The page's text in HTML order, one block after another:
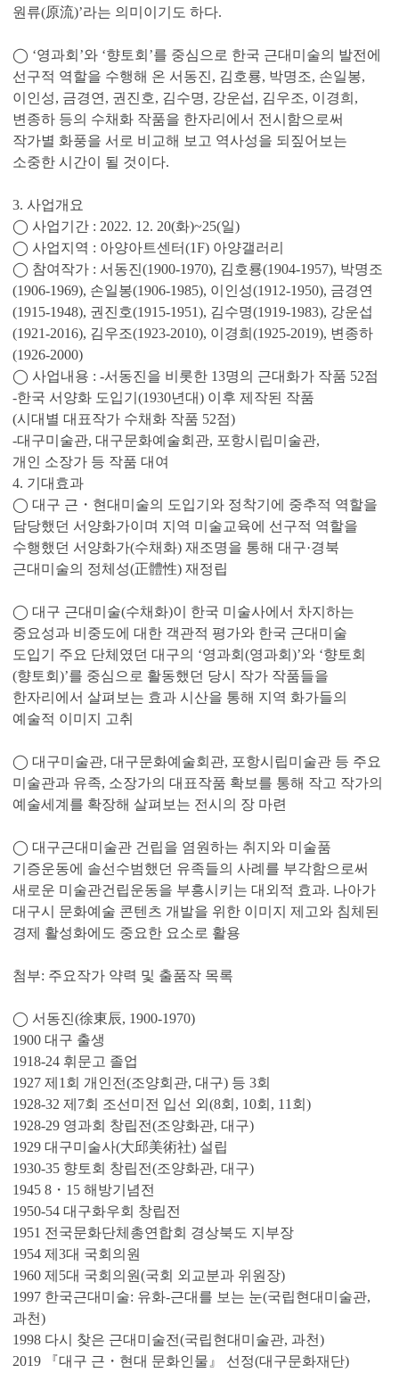
원류(原流)’라는 의미이기도 하다.
◯ ‘영과회’와 ‘향토회’를 중심으로 한국 근대미술의 발전에
선구적 역할을 수행해 온 서동진, 김호룡, 박명조, 손일봉,
이인성, 금경연, 권진호, 김수명, 강운섭, 김우조, 이경희,
변종하 등의 수채화 작품을 한자리에서 전시함으로써
작가별 화풍을 서로 비교해 보고 역사성을 되짚어보는
소중한 시간이 될 것이다.
3. 사업개요
◯ 사업기간 : 2022. 12. 20(화)~25(일)
◯ 사업지역 : 아양아트센터(1F) 아양갤러리
◯ 참여작가 : 서동진(1900-1970), 김호룡(1904-1957), 박명조
(1906-1969), 손일봉(1906-1985), 이인성(1912-1950), 금경연
(1915-1948), 권진호(1915-1951), 김수명(1919-1983), 강운섭
(1921-2016), 김우조(1923-2010), 이경희(1925-2019), 변종하
(1926-2000)
◯ 사업내용 : -서동진을 비롯한 13명의 근대화가 작품 52점
-한국 서양화 도입기(1930년대) 이후 제작된 작품
(시대별 대표작가 수채화 작품 52점)
-대구미술관, 대구문화예술회관, 포항시립미술관,
개인 소장가 등 작품 대여
4. 기대효과
◯ 대구 근・현대미술의 도입기와 정착기에 중추적 역할을
담당했던 서양화가이며 지역 미술교육에 선구적 역할을
수행했던 서양화가(수채화) 재조명을 통해 대구·경북
근대미술의 정체성(正體性) 재정립
◯ 대구 근대미술(수채화)이 한국 미술사에서 차지하는
중요성과 비중도에 대한 객관적 평가와 한국 근대미술
도입기 주요 단체였던 대구의 ‘영과회(영과회)’와 ‘향토회
(향토회)’를 중심으로 활동했던 당시 작가 작품들을
한자리에서 살펴보는 효과 시산을 통해 지역 화가들의
예술적 이미지 고취
◯ 대구미술관, 대구문화예술회관, 포항시립미술관 등 주요
미술관과 유족, 소장가의 대표작품 확보를 통해 작고 작가의
예술세계를 확장해 살펴보는 전시의 장 마련
◯ 대구근대미술관 건립을 염원하는 취지와 미술품
기증운동에 솔선수범했던 유족들의 사례를 부각함으로써
새로운 미술관건립운동을 부흥시키는 대외적 효과. 나아가
대구시 문화예술 콘텐츠 개발을 위한 이미지 제고와 침체된
경제 활성화에도 중요한 요소로 활용
첨부: 주요작가 약력 및 출품작 목록
◯ 서동진(徐東辰, 1900-1970)
1900 대구 출생
1918-24 휘문고 졸업
1927 제1회 개인전(조양회관, 대구) 등 3회
1928-32 제7회 조선미전 입선 외(8회, 10회, 11회)
1928-29 영과회 창립전(조양화관, 대구)
1929 대구미술사(大邱美術社) 설립
1930-35 향토회 창립전(조양화관, 대구)
1945 8・15 해방기념전
1950-54 대구화우회 창립전
1951 전국문화단체총연합회 경상북도 지부장
1954 제3대 국회의원
1960 제5대 국회의원(국회 외교분과 위원장)
1997 한국근대미술: 유화-근대를 보는 눈(국립현대미술관,
과천)
1998 다시 찾은 근대미술전(국립현대미술관, 과천)
2019 『대구 근・현대 문화인물』 선정(대구문화재단)